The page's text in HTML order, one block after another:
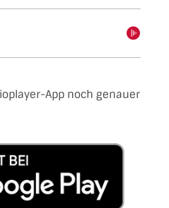
App noch genauer